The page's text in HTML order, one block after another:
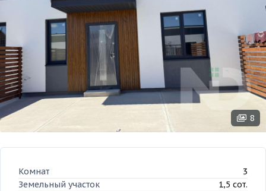
8
Комнат
3
Земельный участок
1,5 сот.